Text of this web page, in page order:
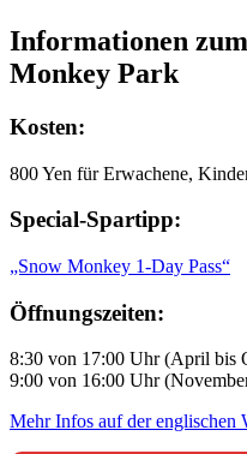
Informationen
Monkey Park
Kosten:
800 Yen für Erwachene,
Special-Spartipp:
„Snow Monkey 1-Day Pass“
Öffnungszeiten:
8:30 von 17:00 Uhr (April bis
9:00 von 16:00 Uhr
Mehr Infos auf der englischen